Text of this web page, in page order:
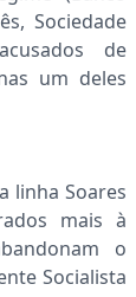
Sociedade
de
um deles
linha Soares
mais à
o
Socialista